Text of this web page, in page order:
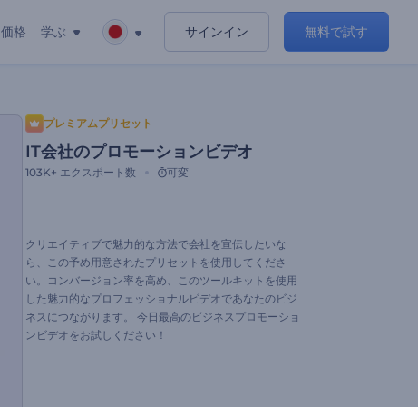
価格 学ぶ サインイン 無料で試す
プレミアムプリセット
IT会社のプロモーションビデオ
103K+ エクスポート数 可変
クリエイティブで魅力的な方法で会社を宣伝したいな
ら、この予め用意されたプリセットを使用してくださ
い。コンバージョン率を高め、このツールキットを使用
した魅力的なプロフェッショナルビデオであなたのビジ
ネスにつながります。 今日最高のビジネスプロモーショ
ンビデオをお試しください！